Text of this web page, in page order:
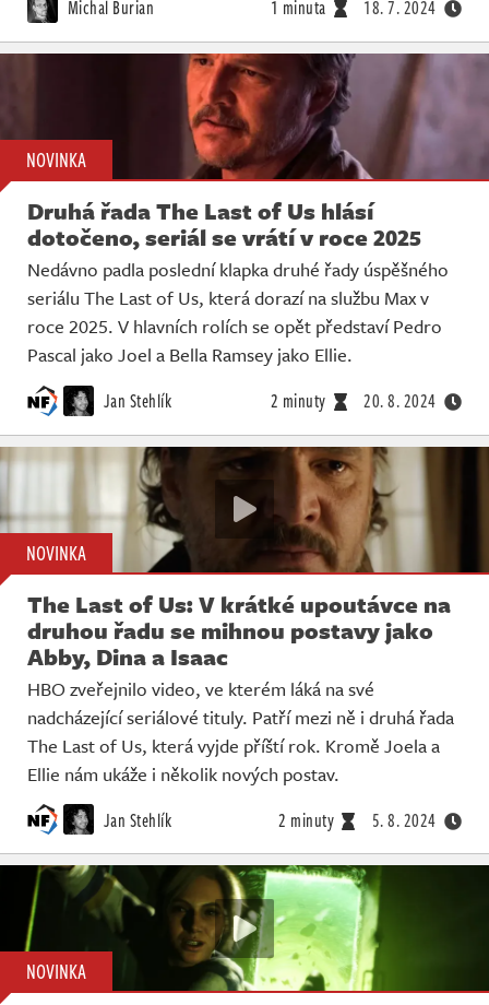
Michal Burian 1 minuta 18. 7. 2024
NOVINKA
Druhá řada The Last of Us hlásí
dotočeno, seriál se vrátí v roce 2025
Nedávno padla poslední klapka druhé řady úspěšného
seriálu The Last of Us, která dorazí na službu Max v
roce 2025. V hlavních rolích se opět představí Pedro
Pascal jako Joel a Bella Ramsey jako Ellie.
Jan Stehlík 2 minuty 20. 8. 2024
NOVINKA
The Last of Us: V krátké upoutávce na
druhou řadu se mihnou postavy jako
Abby, Dina a Isaac
HBO zveřejnilo video, ve kterém láká na své
nadcházející seriálové tituly. Patří mezi ně i druhá řada
The Last of Us, která vyjde příští rok. Kromě Joela a
Ellie nám ukáže i několik nových postav.
Jan Stehlík 2 minuty 5. 8. 2024
NOVINKA